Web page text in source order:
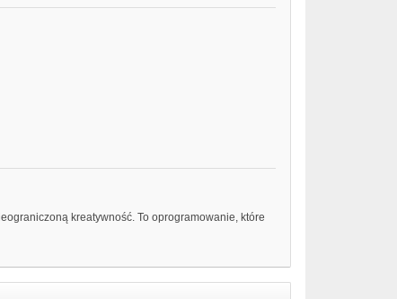
kreatywność. To oprogramowanie, które